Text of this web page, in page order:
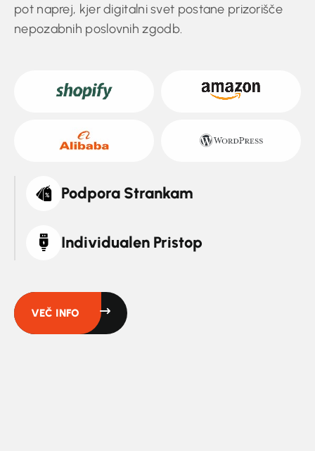
pot naprej, kjer digitalni svet postane prizorišče
nepozabnih poslovnih zgodb.
Podpora Strankam
Individualen Pristop
VEČ INFO